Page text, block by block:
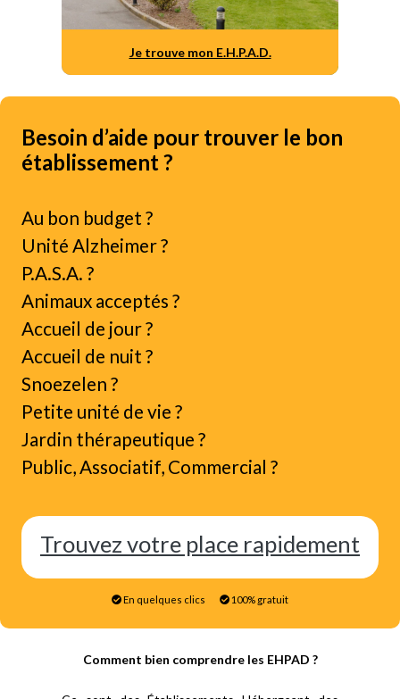
Je trouve mon E.H.P.A.D.
Besoin d’aide pour trouver le bon
établissement ?
Au bon budget ?
Unité Alzheimer ?
P.A.S.A. ?
Animaux acceptés ?
Accueil de jour ?
Accueil de nuit ?
Snoezelen ?
Petite unité de vie ?
Jardin thérapeutique ?
Public, Associatif, Commercial ?
Trouvez votre place rapidement
En quelques clics 100% gratuit
Comment bien comprendre les EHPAD ?